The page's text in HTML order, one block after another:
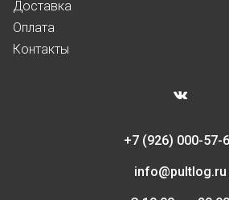
Доставка
Оплата
Контакты
+7 (926) 000-57-
info@pultlog.ru